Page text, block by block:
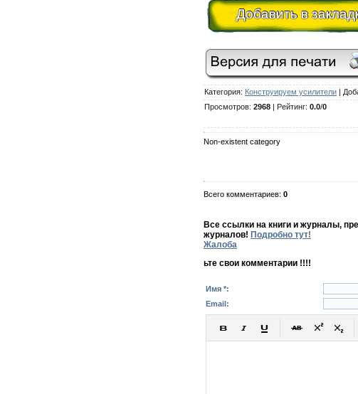
Добавить в
Категория: Конструируем усилители |
Просмотров: 2968 | Рейтинг: 0.0/0
Non-existent category
Всего комментариев: 0
Все ссылки на книги и журналы,
журналов! Подробно тут!
Жалоба
ьте свои комментарии !!!!
Имя *:
Email: